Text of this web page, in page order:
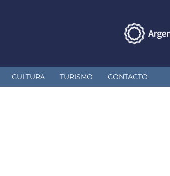
CULTURA TURISMO CONTACTO